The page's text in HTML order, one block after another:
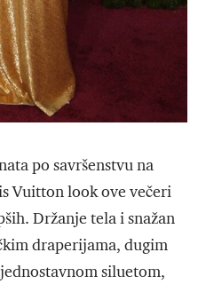
po savršenstvu na
Vuitton look ove večeri
Držanje tela i snažan
draperijama, dugim
siluetom,